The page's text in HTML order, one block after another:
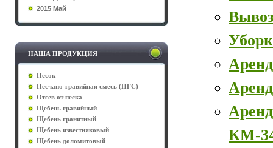
2015 Май
НАША ПРОДУКЦИЯ
Песок
Песчано-гравийная смесь (ПГС)
Отсев от песка
Щебень гравийный
Щебень гранитный
Щебень известняковый
Щебень доломитовый
КМ-